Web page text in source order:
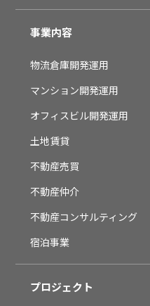
事業内容
物流倉庫開発運用
マンション開発運用
オフィスビル開発運用
土地賃貸
不動産売買
不動産仲介
不動産コンサルティング
宿泊事業
プロジェクト